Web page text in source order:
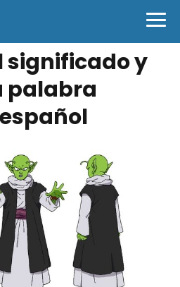
significado y
palabra